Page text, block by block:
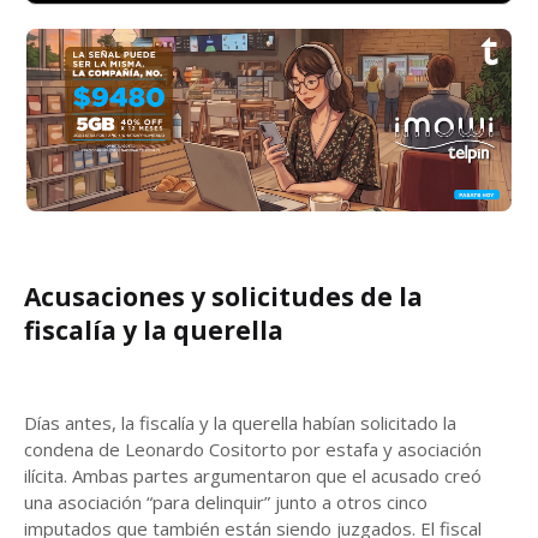
Acusaciones y solicitudes de la
fiscalía y la querella
Días antes, la fiscalía y la querella habían solicitado la
condena de Leonardo Cositorto por estafa y asociación
ilícita. Ambas partes argumentaron que el acusado creó
una asociación “para delinquir” junto a otros cinco
imputados que también están siendo juzgados. El fiscal